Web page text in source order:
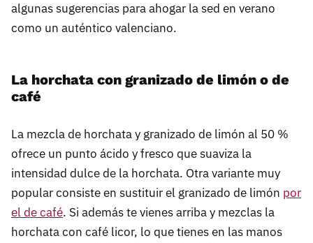
algunas sugerencias para ahogar la sed en verano
como un auténtico valenciano.
La horchata con granizado de limón o de
café
La mezcla de horchata y granizado de limón al 50 %
ofrece un punto ácido y fresco que suaviza la
intensidad dulce de la horchata. Otra variante muy
popular consiste en sustituir el granizado de limón por
el de café. Si además te vienes arriba y mezclas la
horchata con café licor, lo que tienes en las manos